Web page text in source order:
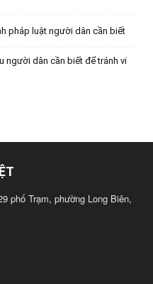
pháp luật người dân cần biết
người dân cần biết để tránh vi
phố Trạm, phường Long Biên,